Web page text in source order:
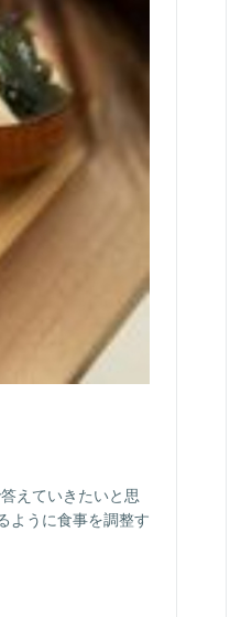
えていきたいと思
ように食事を調整す